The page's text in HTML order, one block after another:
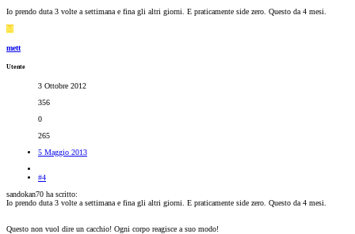
Io prendo duta 3 volte a settimana e fina gli altri giorni. E praticamente side zero. Questo da 4 mesi.
M
mett
Utente
3 Ottobre 2012
356
0
265
5 Maggio 2013
#4
sandokan70 ha scritto:
Io prendo duta 3 volte a settimana e fina gli altri giorni. E praticamente side zero. Questo da 4 mesi.
Questo non vuol dire un cacchio! Ogni corpo reagisce a suo modo!